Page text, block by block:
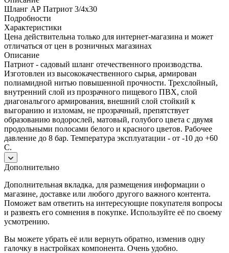
Шланг АР Патриот 3/4х30
Подробности
Характеристики
Цена действительна только для интернет-магазина и может
отличаться от цен в розничных магазинах
Описание
Патриот - садовый шланг отечественного производства.
Изготовлен из высококачественного сырья, армирован
полиамидной нитью повышенной прочности. Трехслойный,
внутренний слой из прозрачного пищевого ПВХ, слой
диагональгого армирования, внешний слой стойкий к
выгоранию и изломам, не прозрачный, препятствует
образованию водорослей, матовый, голубого цвета с двумя
продольными полосами белого и красного цветов. Рабочее
давление до 8 бар. Температура эксплуатации - от -10 до +60
С.
Дополнительно
Дополнительная вкладка, для размещения информации о
магазине, доставке или любого другого важного контента.
Поможет вам ответить на интересующие покупателя вопросы
и развеять его сомнения в покупке. Используйте её по своему
усмотрению.
Вы можете убрать её или вернуть обратно, изменив одну
галочку в настройках компонента. Очень удобно.